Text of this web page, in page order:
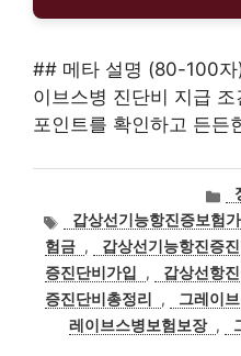
## 메타 설명 (80-100자
이브스병 진단비 지급
포인트를 확인하고 든든
카
테
고
리
태
그
갑상선기능항진증보험
험금 , 갑상선기능항진증
증진단비가입
, 갑상선항
증진단비총정리
, 그레이
레이브스병보험보장 ,